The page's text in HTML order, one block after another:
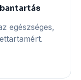
egészséges,